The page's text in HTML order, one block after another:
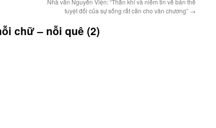
Nhà văn Nguyễn Viện: “Thần khí và niềm tin về bản thể
tuyệt đối của sự sống rất cần cho văn chương” →
chữ – nỗi quê (2)